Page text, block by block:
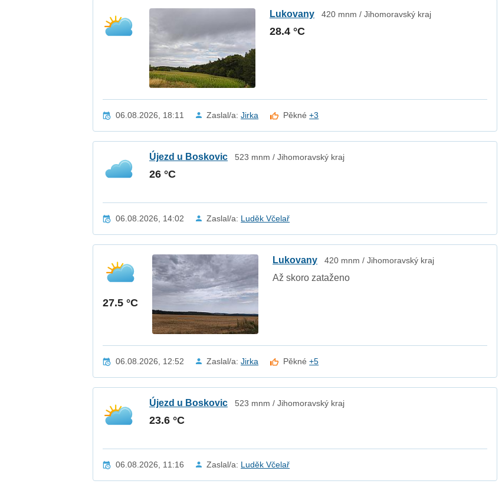
Lukovany 420 mnm / Jihomoravský kraj
28.4 °C
06.08.2026, 18:11 Zaslal/a:Jirka Pěkné+3
Újezd u Boskovic 523 mnm / Jihomoravský kraj
26 °C
06.08.2026, 14:02 Zaslal/a: Luděk Včelař
27.5 °C
Lukovany 420 mnm / Jihomoravský kraj
Až skoro zataženo
06.08.2026, 12:52 Zaslal/a:Jirka Pěkné+5
Újezd u Boskovic 523 mnm / Jihomoravský kraj
23.6 °C
06.08.2026, 11:16 Zaslal/a: Luděk Včelař